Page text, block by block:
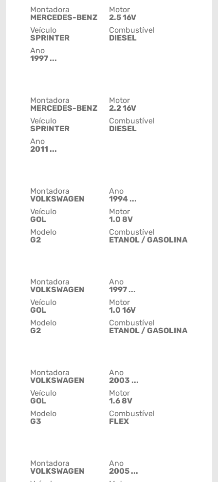
Montadora
MERCEDES-BENZ
Veículo
SPRINTER
Ano
1997 ...
Motor
2.5 16V
Combustível
DIESEL
Montadora
MERCEDES-BENZ
Veículo
SPRINTER
Ano
2011 ...
Motor
2.2 16V
Combustível
DIESEL
Montadora
VOLKSWAGEN
Veículo
GOL
Modelo
G2
Ano
1994 ...
Motor
1.0 8V
Combustível
ETANOL / GASOLINA
Montadora
VOLKSWAGEN
Veículo
GOL
Modelo
G2
Ano
1997 ...
Motor
1.0 16V
Combustível
ETANOL / GASOLINA
Montadora
VOLKSWAGEN
Veículo
GOL
Modelo
G3
Ano
2003 ...
Motor
1.6 8V
Combustível
FLEX
Montadora
VOLKSWAGEN
Ano
2005 ...